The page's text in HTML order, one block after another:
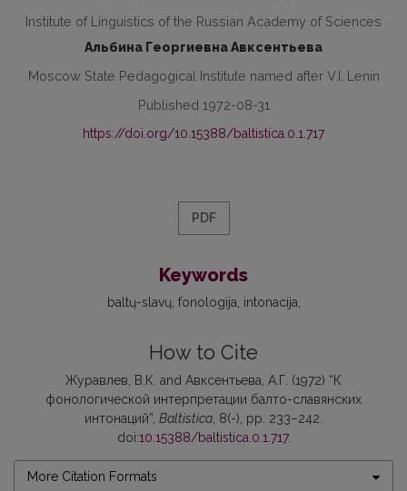
Institute of Linguistics of the Russian Academy of Sciences
Альбина Георгиевна Авксентьева
Moscow State Pedagogical Institute named after V.I. Lenin
Published 1972-08-31
https://doi.org/10.15388/baltistica.0.1.717
PDF
Keywords
baltų-slavų fonologija intonacija
How to Cite
Журавлев, В.К. and Авксентьева, А.Г. (1972) “К
фонологической интерпретации балто-славянских
интонаций”, Baltistica , 8(-), pp. 233–242.
doi:10.15388/baltistica.0.1.717.
More Citation Formats